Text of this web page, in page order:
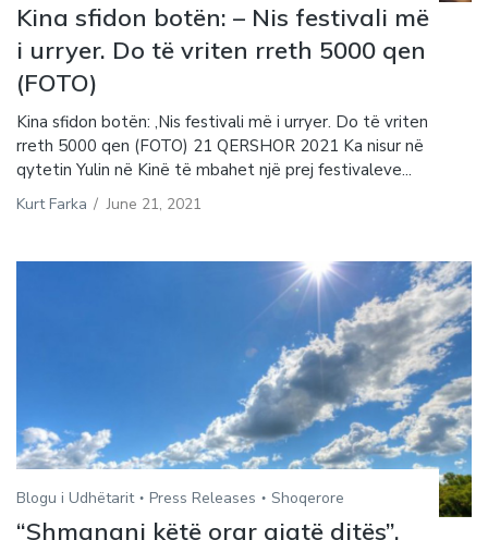
Kina sfidon botën: – Nis festivali më
i urryer. Do të vriten rreth 5000 qen
(FOTO)
Kina sfidon botën: ,Nis festivali më i urryer. Do të vriten
rreth 5000 qen (FOTO) 21 QERSHOR 2021 Ka nisur në
qytetin Yulin në Kinë të mbahet një prej festivaleve...
Kurt Farka / June 21, 2021
Blogu i Udhëtarit Press Releases Shoqerore
“Shmangni këtë orar gjatë ditës”,